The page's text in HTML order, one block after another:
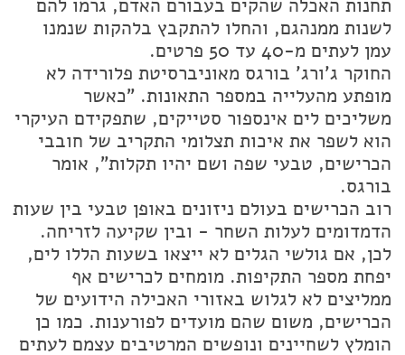
תחנות האכלה שהקים בעבורם האדם, גרמו להם
לשנות ממנהגם, והחלו להתקבץ בלהקות שנמנו
עמן לעתים מ-40 עד 50 פרטים.
החוקר ג'ורג' בורגס מאוניברסיטת פלורידה לא
מופתע מהעלייה במספר התאונות. "כאשר
משליכים לים אינספור סטייקים, שתפקידם העיקרי
הוא לשפר את איכות תצלומי התקריב של חובבי
הכרישים, טבעי שפה ושם יהיו תקלות", אומר
בורגס.
רוב הכרישים בעולם ניזונים באופן טבעי בין שעות
הדמדומים לעלות השחר - ובין שקיעה לזריחה.
לכן, אם גולשי הגלים לא ייצאו בשעות הללו לים,
יפחת מספר התקיפות. מומחים לכרישים אף
ממליצים לא לגלוש באזורי האכילה הידועים של
הכרישים, משום שהם מועדים לפורענות. כמו כן
הומלץ לשחיינים ונופשים המרטיבים עצמם לעתים